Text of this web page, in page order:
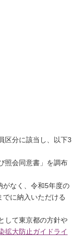
区分に該当し、以下3
照会同意書」を調布
がなく、令和5年度の
に納入いただける
して東京都の方針や
拡大防止ガイドライ